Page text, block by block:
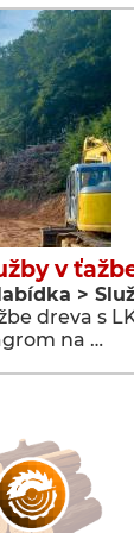
v
>
dreva s
na …